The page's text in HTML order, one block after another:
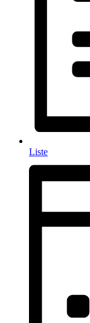
Liste